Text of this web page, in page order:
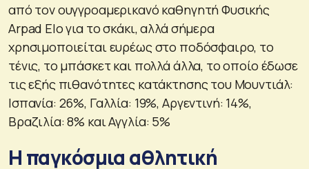
από τον ουγγροαμερικανό καθηγητή Φυσικής
Arpad Elo για το σκάκι, αλλά σήμερα
χρησιμοποιείται ευρέως στο ποδόσφαιρο, το
τένις, το μπάσκετ και πολλά άλλα, το οποίο έδωσε
τις εξής πιθανότητες κατάκτησης του Μουντιάλ:
Ισπανία: 26%, Γαλλία: 19%, Αργεντινή: 14%,
Βραζιλία: 8% και Αγγλία: 5%
Η παγκόσμια αθλητική